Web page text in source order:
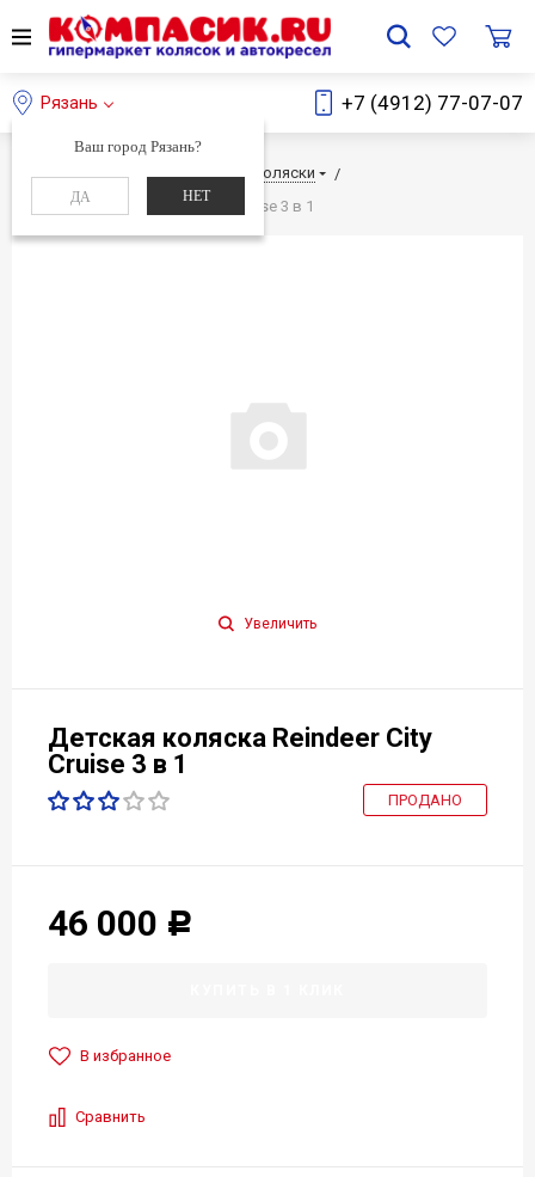
Рязань
Ваш город Рязань?
ДА НЕТ
+7 (4912) 77-07-07
Главная Каталог
Детские коляски
Детская коляска Reindeer City Cruise 3 в 1
Увеличить
Детская коляска Reindeer City
Cruise 3 в 1
ПРОДАНО
46 000 Р
В избранное
Сравнить